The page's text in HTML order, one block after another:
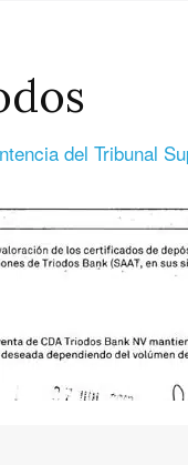
del Tribunal